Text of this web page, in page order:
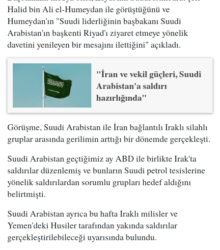
Halid bin Ali el-Humeydan ile görüştüğünü ve
Humeydan'ın "Suudi liderliğinin başbakanı Suudi
Arabistan'ın başkenti Riyad'ı ziyaret etmeye yönelik
davetini yenileyen bir mesajını ilettiğini" açıkladı.
"İran ve vekil güçleri, Suudi
Arabistan'a saldırı
hazırlığında"
Görüşme, Suudi Arabistan ile İran bağlantılı Iraklı silahlı
gruplar arasında gerilimin arttığı bir dönemde gerçekleşti.
Suudi Arabistan geçtiğimiz ay ABD ile birlikte Irak'ta
saldırılar düzenlemiş ve bunların Suudi petrol tesislerine
yönelik saldırılardan sorumlu grupları hedef aldığını
belirtmişti.
Suudi Arabistan ayrıca bu hafta Iraklı milisler ve
Yemen'deki Husiler tarafından yakında saldırılar
gerçekleştirilebileceği uyarısında bulundu.